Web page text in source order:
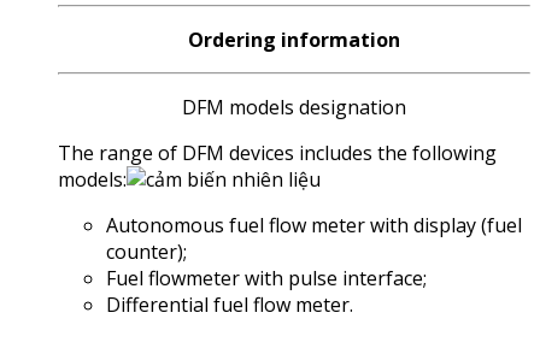
Ordering information
DFM models designation
The range of DFМ devices includes the following
models:
Autonomous fuel flow meter with display (fuel
counter);
Fuel flowmeter with pulse interface;
Differential fuel flow meter.